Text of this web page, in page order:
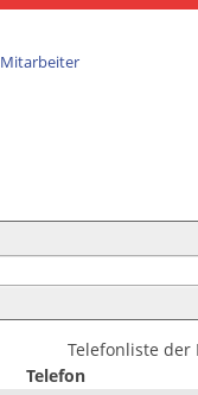
Mitarbeiter
Telefonliste
Telefon